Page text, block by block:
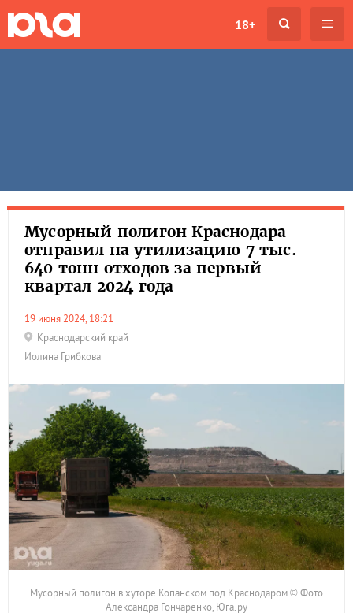
18+
Мусорный полигон Краснодара
отправил на утилизацию 7 тыс.
640 тонн отходов за первый
квартал 2024 года
19 июня 2024, 18:21
Краснодарский край
Иолина Грибкова
Мусорный полигон в хуторе Копанском под Краснодаром © Фото
Александра Гончаренко, Юга.ру